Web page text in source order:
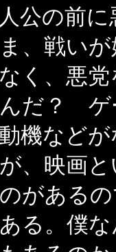
公の前に
、戦い
く、悪
だ？ ゲ
機など
、映画
がある
る。僕